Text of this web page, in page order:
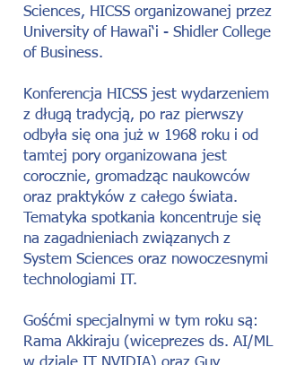
Sciences, HICSS organizowanej przez
University of Hawai‘i - Shidler College
of Business.
Konferencja HICSS jest wydarzeniem
z długą tradycją, po raz pierwszy
odbyła się ona już w 1968 roku i od
tamtej pory organizowana jest
corocznie, gromadząc naukowców
oraz praktyków z całego świata.
Tematyka spotkania koncentruje się
na zagadnieniach związanych z
System Sciences oraz nowoczesnymi
technologiami IT.
Gośćmi specjalnymi w tym roku są:
Rama Akkiraju (wiceprezes ds. AI/ML